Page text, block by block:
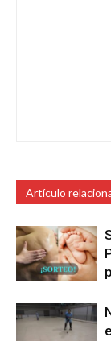
Artículo